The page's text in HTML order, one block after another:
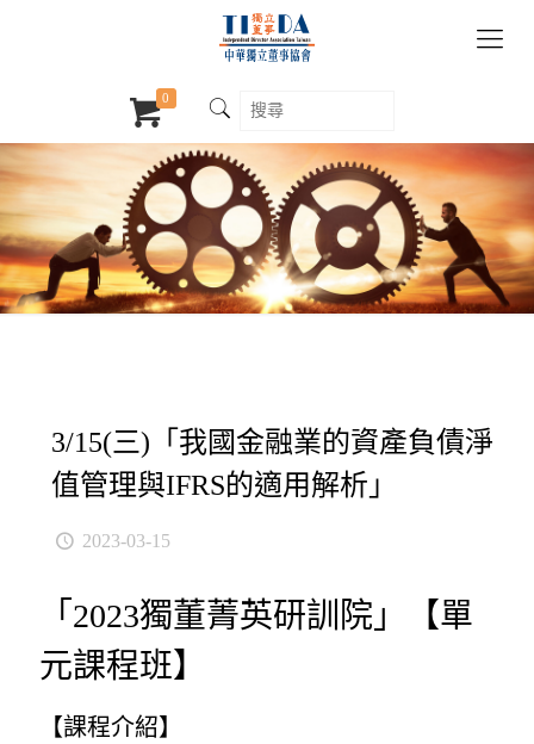
0
3/15(三)「我國金融業的資產負債淨
值管理與IFRS的適用解析」
2023-03-15
「2023獨董菁英研訓院」【單
元課程班】
【課程介紹】